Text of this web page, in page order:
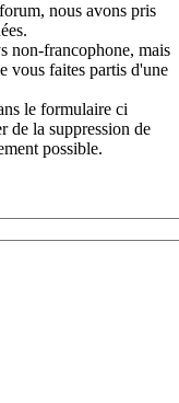
nous avons pris
non-francophone, mais
vous faites partis d'une
le formulaire ci
de la suppression de
possible.